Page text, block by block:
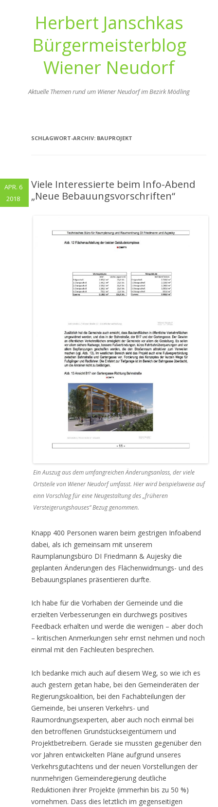
Herbert Janschkas
Bürgermeisterblog
Wiener Neudorf
Aktuelle Themen rund um Wiener Neudorf im Bezirk Mödling
SCHLAGWORT-ARCHIV: BAUPROJEKT
Viele Interessierte beim Info-Abend
„Neue Bebauungsvorschriften“
Ein Auszug aus dem umfangreichen Änderungsanlass, der viele
Ortsteile von Wiener Neudorf umfasst. Hier wird beispielsweise auf
einn Vorschlag für eine Neugestaltung des „früheren
Versteigerungshauses“ Bezug genommen.
Knapp 400 Personen waren beim gestrigen Infoabend
dabei, als ich gemeinsam mit unserem
Raumplanungsbüro DI Friedmann & Aujesky die
geplanten Änderungen des Flächenwidmungs- und des
Bebauungsplanes präsentieren durfte.
Ich habe für die Vorhaben der Gemeinde und die
erzielten Verbesserungen ein durchwegs positives
Feedback erhalten und werde die wenigen – aber doch
– kritischen Anmerkungen sehr ernst nehmen und noch
einmal mit den Fachleuten besprechen.
Ich bedanke mich auch auf diesem Weg, so wie ich es
auch gestern getan habe, bei den Gemeinderäten der
Regierungskoalition, bei den Fachabteilungen der
Gemeinde, bei unseren Verkehrs- und
Raumordnungsexperten, aber auch noch einmal bei
den betroffenen Grundstückseigentümern und
Projektbetreibern. Gerade sie mussten gegenüber den
vor Jahren entwickelten Pläne aufgrund unseres
Verkehrsgutachtens und der neuen Vorstellungen der
nunmehrigen Gemeinderegierung deutliche
Reduktionen ihrer Projekte (immerhin bis zu 50 %)
vornehmen. Dass dies letztlich im gegenseitigen
APR. 6
2018